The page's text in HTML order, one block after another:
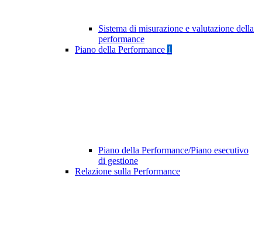
Sistema di misurazione e valutazione della
performance
Piano della Performance 1
Piano della Performance/Piano esecutivo
di gestione
Relazione sulla Performance